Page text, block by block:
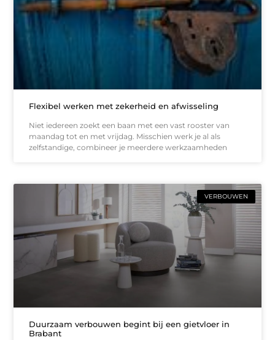
Flexibel werken met zekerheid en afwisseling
Niet iedereen zoekt een baan met een vast rooster van
maandag tot en met vrijdag. Misschien werk je al als
zelfstandige, combineer je meerdere werkzaamheden
VERBOUWEN
Duurzaam verbouwen begint bij een gietvloer in
Brabant